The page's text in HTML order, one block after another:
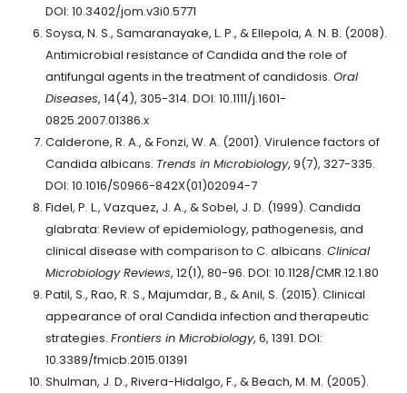
DOI: 10.3402/jom.v3i0.5771
Soysa, N. S., Samaranayake, L. P., & Ellepola, A. N. B. (2008).
Antimicrobial resistance of Candida and the role of
antifungal agents in the treatment of candidosis. Oral
Diseases, 14(4), 305-314. DOI: 10.1111/j.1601-
0825.2007.01386.x
Calderone, R. A., & Fonzi, W. A. (2001). Virulence factors of
Candida albicans. Trends in Microbiology, 9(7), 327-335.
DOI: 10.1016/S0966-842X(01)02094-7
Fidel, P. L., Vazquez, J. A., & Sobel, J. D. (1999). Candida
glabrata: Review of epidemiology, pathogenesis, and
clinical disease with comparison to C. albicans. Clinical
Microbiology Reviews, 12(1), 80-96. DOI: 10.1128/CMR.12.1.80
Patil, S., Rao, R. S., Majumdar, B., & Anil, S. (2015). Clinical
appearance of oral Candida infection and therapeutic
strategies. Frontiers in Microbiology, 6, 1391. DOI:
10.3389/fmicb.2015.01391
Shulman, J. D., Rivera-Hidalgo, F., & Beach, M. M. (2005).